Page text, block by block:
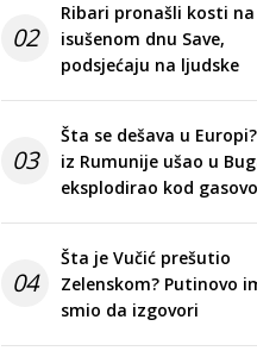
02
Ribari pronašli kosti na
isušenom dnu Save,
podsjećaju na ljudske
03
Šta se dešava u
iz Rumunije ušao u
eksplodirao kod
04
Šta je Vučić prešutio
Zelenskom? Putinovo
smio da izgovori